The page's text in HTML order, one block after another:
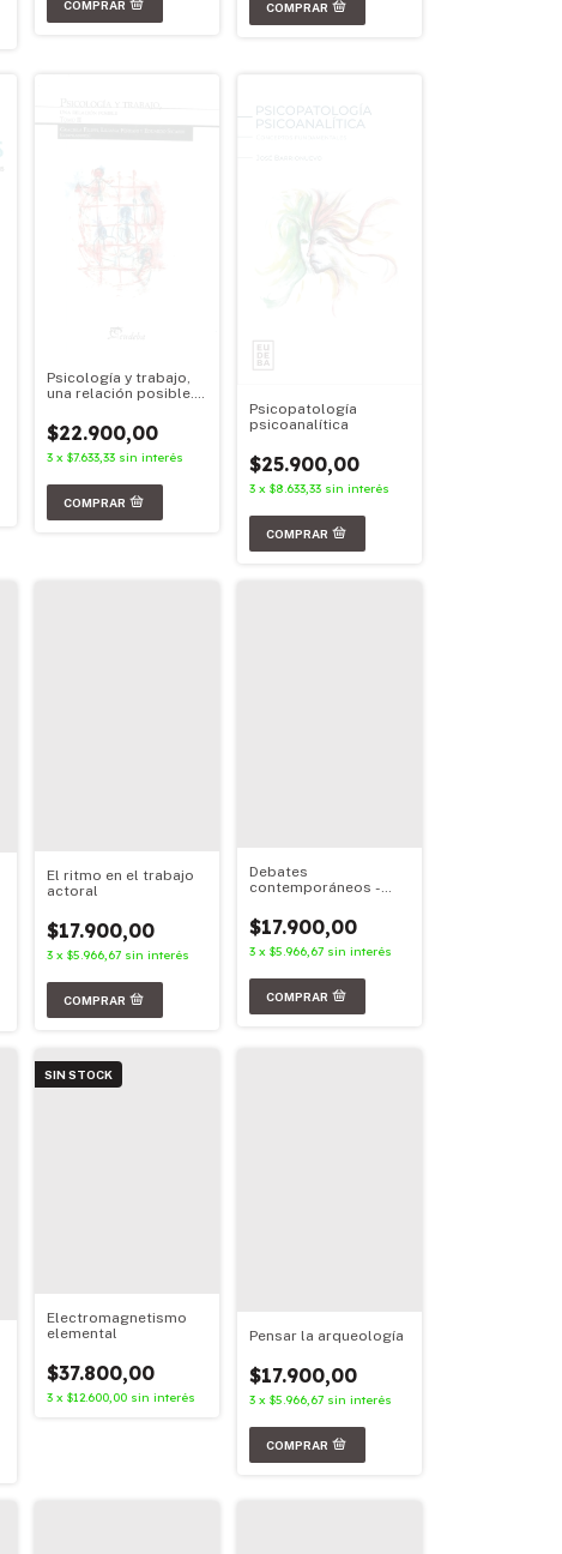
Psicología y trabajo,
una relación posible.
$22.900,00
3 x $7.633,33 sin interés
Psicopatología
psicoanalítica
$25.900,00
3 x $8.633,33 sin interés
El ritmo en el trabajo
actoral
$17.900,00
3 x $5.966,67 sin interés
Debates
contemporáneos -
Oficial 2025
$17.900,00
3 x $5.966,67 sin interés
SIN STOCK
Electromagnetismo
elemental
$37.800,00
3 x $12.600,00 sin interés
Pensar la arqueología
$17.900,00
3 x $5.966,67 sin interés